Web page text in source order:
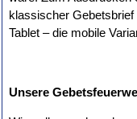
klassischer
Tablet – die mobile
Unsere